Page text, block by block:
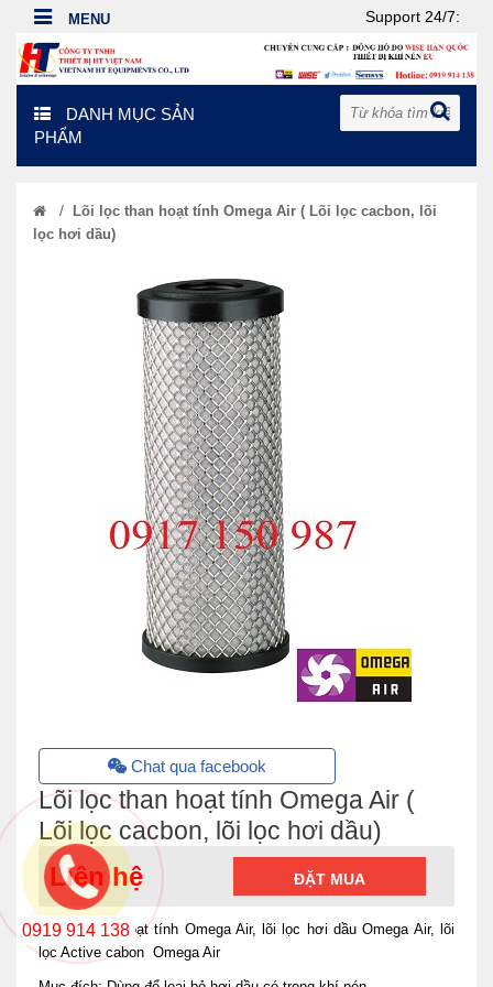
Support 24/7:
DANH MỤC SẢN
PHẨM
/ Lõi lọc than hoạt tính Omega Air ( Lõi lọc cacbon, lõi
lọc hơi dầu)
Chat qua facebook
Lõi lọc than hoạt tính Omega Air (
Lõi lọc cacbon, lõi lọc hơi dầu)
Liên hệ ĐẶT MUA
Lõi lọc than hoạt tính Omega Air, lõi lọc hơi dầu Omega Air, lõi
lọc Active cabon Omega Air
0919 914 138